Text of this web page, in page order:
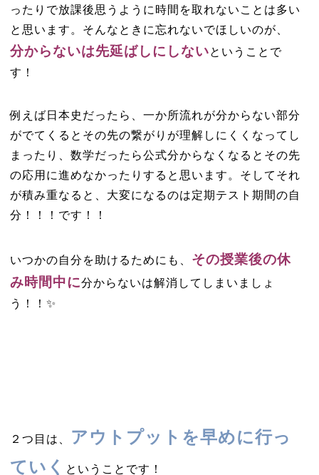
ったりで放課後思うように時間を取れないことは多い
と思います。そんなときに忘れないでほしいのが、
分からないは先延ばしにしないということで
す！
例えば日本史だったら、一か所流れが分からない部分
がでてくるとその先の繋がりが理解しにくくなってし
まったり、数学だったら公式分からなくなるとその先
の応用に進めなかったりすると思います。そしてそれ
が積み重なると、大変になるのは定期テスト期間の自
分！！！です！！
いつかの自分を助けるためにも、 その授業後の休
み時間中に分からないは解消してしまいましょ
う！！✨
２つ目は、
アウトプットを早めに行っ
ていく
ということです！